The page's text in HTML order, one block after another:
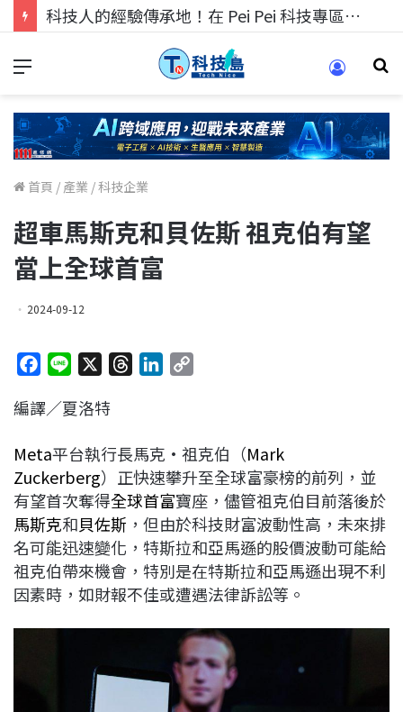
科技人的經驗傳承地！在 Pei Pei 科技專區，與學弟妹交流最硬核的技術
首頁 / 產業 /科技企業
超車馬斯克和貝佐斯 祖克伯有望
當上全球首富
2024-09-12
c
b
o
o
k
n
a
d
s
e
d
I
n
L
i
n
k
編譯／夏洛特
Meta平台執行長馬克·祖克伯（Mark
Zuckerberg）正快速攀升至全球富豪榜的前列，並
有望首次奪得全球首富寶座，儘管祖克伯目前落後於
馬斯克和貝佐斯 ，但由於科技財富波動性高，未來排
名可能迅速變化，特斯拉和亞馬遜的股價波動可能給
祖克伯帶來機會，特別是在特斯拉和亞馬遜出現不利
因素時，如財報不佳或遭遇法律訴訟等。